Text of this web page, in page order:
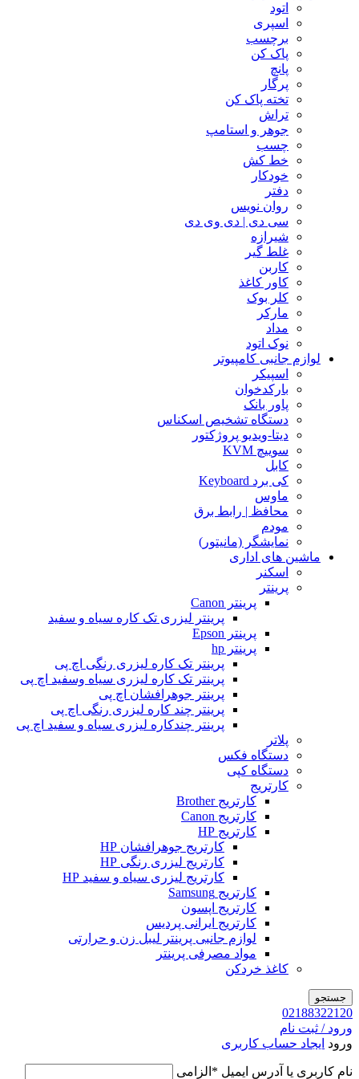
اتود
اسپری
برچسب
پاک کن
پانچ
پرگار
تخته پاک کن
تراش
جوهر و استامپ
چسب
خط کش
خودکار
دفتر
روان نویس
سی دی | دی وی دی
شیرازه
غلط گیر
کاربن
کاور کاغذ
کلر بوک
مارکر
مداد
نوک اتود
لوازم جانبی کامپیوتر
اسپیکر
بارکدخوان
پاور بانک
دستگاه تشخیص اسکناس
دیتا-ویدیو پروژکتور
سوییچ KVM
کابل
کی برد Keyboard
ماوس
محافظ | رابط برق
مودم
نمایشگر (مانیتور)
ماشین های اداری
اسکنر
پرینتر
پرینتر Canon
پرینتر لیزری تک کاره سیاه و سفید
پرینتر Epson
پرینتر hp
پرینتر تک کاره لیزری رنگی اچ پی
پرینتر تک کاره لیزری سیاه وسفید اچ پی
پرینتر جوهرافشان اچ پی
پرینتر چند کاره لیزری رنگی اچ پی
پرینتر چندکاره لیزری سیاه و سفید اچ پی
پلاتر
دستگاه فکس
دستگاه کپی
کارتریج
کارتریج Brother
کارتریج Canon
کارتریج HP
کارتریج جوهرافشان HP
کارتریج لیزری رنگی HP
کارتریج لیزری سیاه و سفید HP
کارتریج Samsung
کارتریج اپسون
کارتریج ایرانی پردیس
لوازم جانبی پرینتر لیبل زن و حرارتی
مواد مصرفی پرینتر
کاغذ خردکن
جستجو
02188322120
ورود / ثبت نام
ورود ایجاد حساب کاربری
نام کاربری یا آدرس ایمیل * الزامی